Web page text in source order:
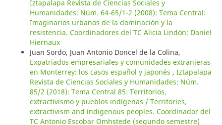
Iztapalapa Revista de Ciencias Sociales y
Humanidades: Núm. 64-65/1-2 (2008): Tema Central:
Imaginarios urbanos de la dominación y la
resistencia. Coordinadores del TC Alicia Lindón; Daniel
Hiernaux
Juan Sordo, Juan Antonio Doncel de la Colina,
Expatriados empresariales y comunidades extranjeras
en Monterrey: los casos español y japonés , Iztapalapa
Revista de Ciencias Sociales y Humanidades: Núm.
85/2 (2018): Tema Central 85: Territorios,
extractivismo y pueblos indígenas / Territories,
extractivism and indigenous peoples. Coordinador del
TC Antonio Escobar Omhstede (segundo semestre)